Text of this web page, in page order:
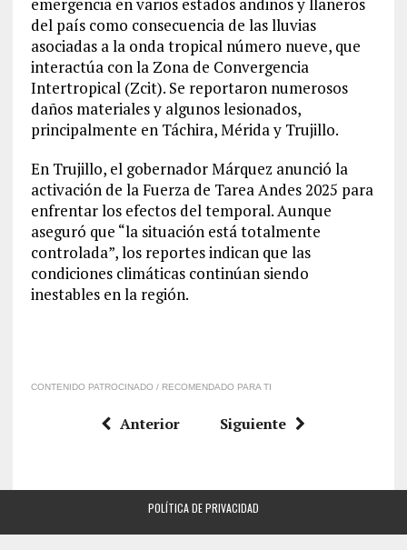
emergencia en varios estados andinos y llaneros
del país como consecuencia de las lluvias
asociadas a la onda tropical número nueve, que
interactúa con la Zona de Convergencia
Intertropical (Zcit). Se reportaron numerosos
daños materiales y algunos lesionados,
principalmente en Táchira, Mérida y Trujillo.
En Trujillo, el gobernador Márquez anunció la
activación de la Fuerza de Tarea Andes 2025 para
enfrentar los efectos del temporal. Aunque
aseguró que “la situación está totalmente
controlada”, los reportes indican que las
condiciones climáticas continúan siendo
inestables en la región.
CONTENIDO PATROCINADO / RECOMENDADO PARA TI
Anterior Siguiente
POLÍTICA DE PRIVACIDAD